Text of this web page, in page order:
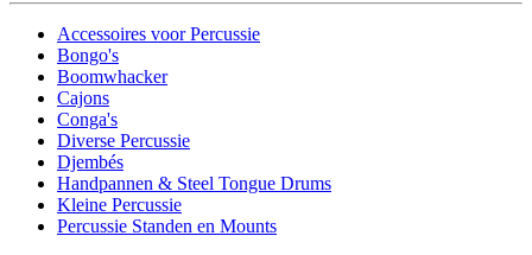
Accessoires voor Percussie
Bongo's
Boomwhacker
Cajons
Conga's
Diverse Percussie
Djembés
Handpannen & Steel Tongue Drums
Kleine Percussie
Percussie Standen en Mounts